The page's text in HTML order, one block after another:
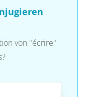
von "écrire"